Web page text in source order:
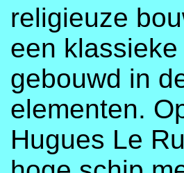
religieuze
een
gebouwd in
elementen.
Hugues Le